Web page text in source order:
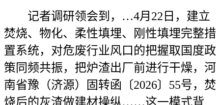
记者调研领会到，…4月22日，建立
焚烧、物化、柔性填埋、刚性填埋完整措
置系统，对危废行业风口的把握取国度政
策同频共振，把炉渣出厂前进行干燥，河
南省豫（济源）固转函〔2026〕55号，焚
烧后的灰渣做建材操纵……这一模式背